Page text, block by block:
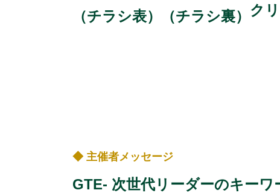
（チラシ表） （チラシ裏） ク
◆ 主催者メッセージ
GTE- 次世代リーダーのキー